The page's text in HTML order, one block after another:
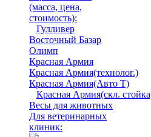
(масса, цена,
стоимость):
Гулливер
Восточный Базар
Олимп
Красная Армия
Красная Армия(технолог.)
Красная Армия(Авто Т)
Красная Армия(скл.
Весы для животных
Для ветеринарных
клиник: